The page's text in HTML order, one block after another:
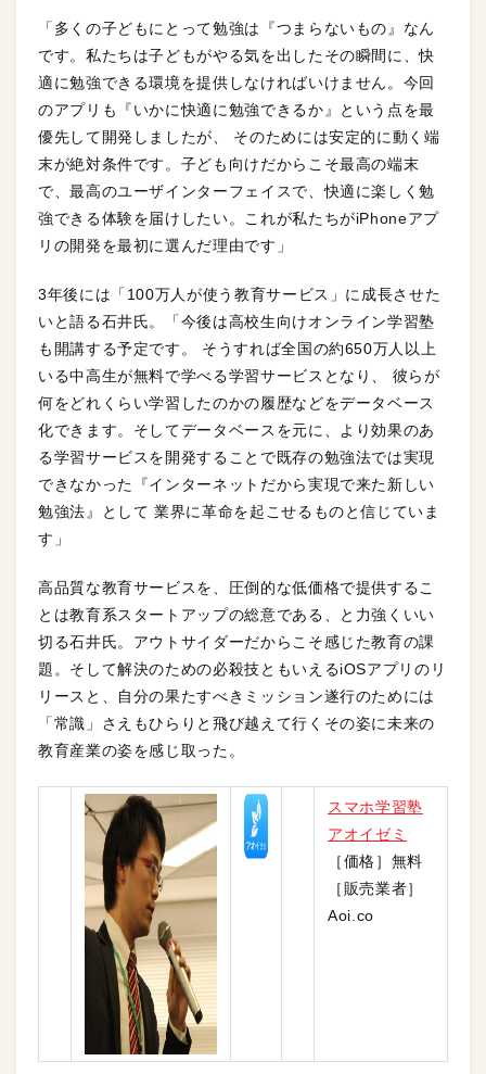
「多くの子どもにとって勉強は『つまらないもの』なん
です。私たちは子どもがやる気を出したその瞬間に、快
適に勉強できる環境を提供しなければいけません。今回
のアプリも『いかに快適に勉強できるか』という点を最
優先して開発しましたが、 そのためには安定的に動く端
末が絶対条件です。子ども向けだからこそ最高の端末
で、最高のユーザインターフェイスで、快適に楽しく勉
強できる体験を届けしたい。これが私たちがiPhoneアプ
リの開発を最初に選んだ理由です」
3年後には「100万人が使う教育サービス」に成長させた
いと語る石井氏。「今後は高校生向けオンライン学習塾
も開講する予定です。 そうすれば全国の約650万人以上
いる中高生が無料で学べる学習サービスとなり、 彼らが
何をどれくらい学習したのかの履歴などをデータベース
化できます。そしてデータベースを元に、より効果のあ
る学習サービスを開発することで既存の勉強法では実現
できなかった『インターネットだから実現で来た新しい
勉強法』として 業界に革命を起こせるものと信じていま
す」
高品質な教育サービスを、圧倒的な低価格で提供するこ
とは教育系スタートアップの総意である、と力強くいい
切る石井氏。アウトサイダーだからこそ感じた教育の課
題。そして解決のための必殺技ともいえるiOSアプリのリ
リースと、自分の果たすべきミッション遂行のためには
「常識」さえもひらりと飛び越えて行くその姿に未来の
教育産業の姿を感じ取った。
スマホ学習塾
アオイゼミ
［価格］無料
［販売業者］
Aoi.co